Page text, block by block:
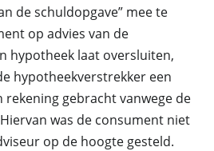
de schuldopgave” mee te
op advies van de
hypotheek laat oversluiten,
hypotheekverstrekker een
rekening gebracht vanwege de
was de consument niet
op de hoogte gesteld.